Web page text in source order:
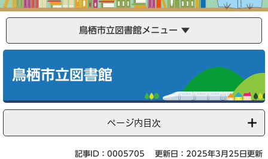
鳥栖市立図書館メニュー
鳥栖市立図書館
ページ内目次
記事ID：0005705 更新日：2025年3月25日更新